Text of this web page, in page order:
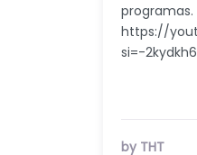
programas.
https://
si=-
by THT